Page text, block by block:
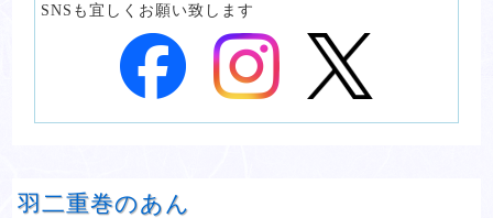
SNSも宜しくお願い致します
羽二重巻のあん